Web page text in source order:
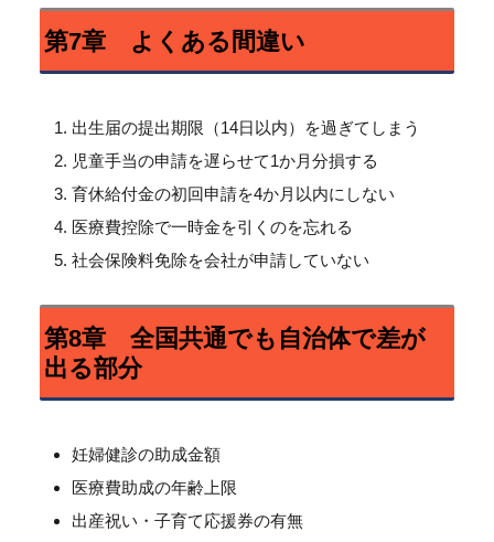
第7章 よくある間違い
出生届の提出期限（14日以内）を過ぎてしまう
児童手当の申請を遅らせて1か月分損する
育休給付金の初回申請を4か月以内にしない
医療費控除で一時金を引くのを忘れる
社会保険料免除を会社が申請していない
第8章 全国共通でも自治体で差が
出る部分
妊婦健診の助成金額
医療費助成の年齢上限
出産祝い・子育て応援券の有無